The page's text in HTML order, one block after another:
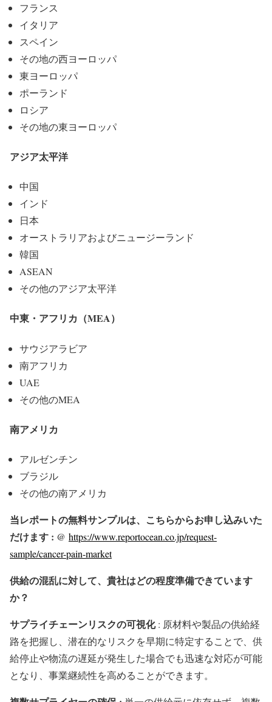
フランス
イタリア
スペイン
その地の西ヨーロッパ
東ヨーロッパ
ポーランド
ロシア
その地の東ヨーロッパ
アジア太平洋
中国
インド
日本
オーストラリアおよびニュージーランド
韓国
ASEAN
その他のアジア太平洋
中東・アフリカ（MEA）
サウジアラビア
南アフリカ
UAE
その他のMEA
南アメリカ
アルゼンチン
ブラジル
その他の南アメリカ
当レポートの無料サンプルは、こちらからお申し込みいた
だけます : @ https://www.reportocean.co.jp/request-
sample/cancer-pain-market
供給の混乱に対して、貴社はどの程度準備できています
か？
サプライチェーンリスクの可視化: 原材料や製品の供給経
路を把握し、潜在的なリスクを早期に特定することで、供
給停止や物流の遅延が発生した場合でも迅速な対応が可能
となり、事業継続性を高めることができます。